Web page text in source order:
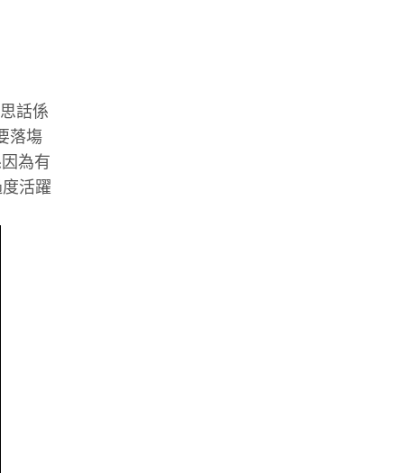
話係
落塲
為有
活躍